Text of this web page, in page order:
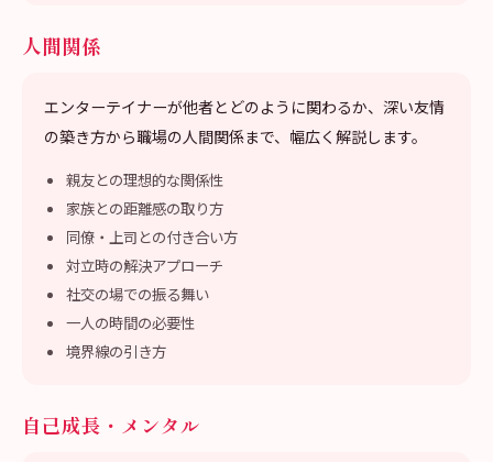
人間関係
エンターテイナーが他者とどのように関わるか、深い友情
の築き方から職場の人間関係まで、幅広く解説します。
親友との理想的な関係性
家族との距離感の取り方
同僚・上司との付き合い方
対立時の解決アプローチ
社交の場での振る舞い
一人の時間の必要性
境界線の引き方
自己成長・メンタル